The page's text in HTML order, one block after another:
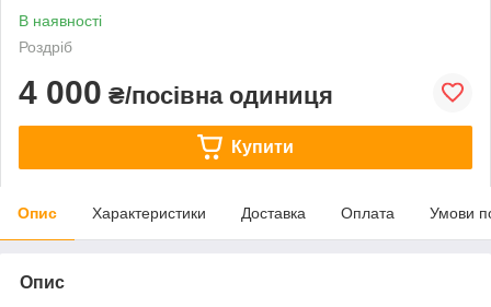
В наявності
Роздріб
4 000 ₴/посівна одиниця
Купити
Опис Характеристики Доставка Оплата Умови
Опис